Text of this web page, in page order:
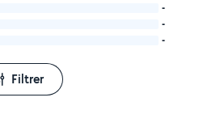
-
-
-
Filtrer